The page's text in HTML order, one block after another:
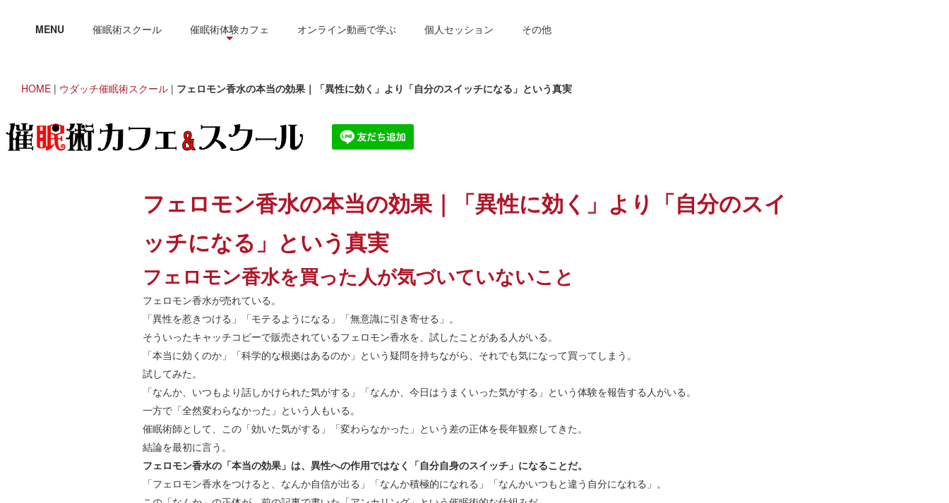
MENU 催眠術スクール 催眠術体験カフェ オンライン動画で学ぶ 個人セッション その他
HOME | ウダッチ催眠術スクール | フェロモン香水の本当の効果｜「異性に効く」より「自分のスイッチになる」という真実
フェロモン香水の本当の効果｜「異性に効く」より「自分のスイ
ッチになる」という真実
フェロモン香水を買った人が気づいていないこと
フェロモン香水が売れている。
「異性を惹きつける」「モテるようになる」「無意識に引き寄せる」。
そういったキャッチコピーで販売されているフェロモン香水を、試したことがある人がいる。
「本当に効くのか」「科学的な根拠はあるのか」という疑問を持ちながら、それでも気になって買ってしまう。
試してみた。
「なんか、いつもより話しかけられた気がする」「なんか、今日はうまくいった気がする」という体験を報告する人がいる。
一方で「全然変わらなかった」という人もいる。
催眠術師として、この「効いた気がする」「変わらなかった」という差の正体を長年観察してきた。
結論を最初に言う。
フェロモン香水の「本当の効果」は、異性への作用ではなく「自分自身のスイッチ」になることだ。
「フェロモン香水をつけると、なんか自信が出る」「なんか積極的になれる」「なんかいつもと違う自分になれる」。